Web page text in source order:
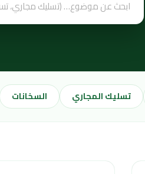
تسليك المجاري السخانات